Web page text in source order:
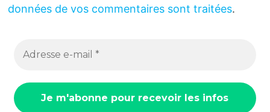
données de vos commentaires sont traitées.